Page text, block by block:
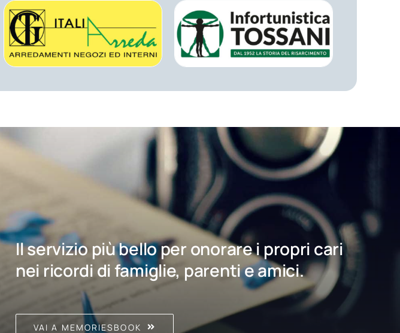
Il servizio più bello per onorare i propri cari
nei ricordi di famiglie, parenti e amici.
VAI A MEMORIESBOOK